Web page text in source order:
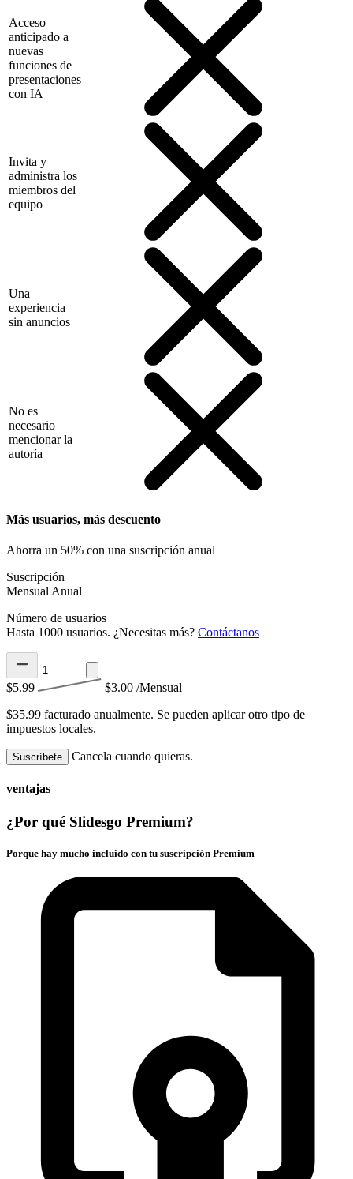
Acceso
anticipado a
nuevas
funciones de
presentaciones
con IA
Invita y
administra los
miembros del
equipo
Una
experiencia
sin anuncios
No es
necesario
mencionar la
autoría
Más usuarios, más descuento
Ahorra un 50% con una suscripción anual
Suscripción
Mensual Anual
Número de usuarios
Hasta 1000 usuarios. ¿Necesitas más? Contáctanos
$5.99 $3.00 /Mensual
$35.99 facturado anualmente. Se pueden aplicar otro tipo de
impuestos locales.
Suscríbete Cancela cuando quieras.
ventajas
¿Por qué Slidesgo Premium?
Porque hay mucho incluido con tu suscripción Premium